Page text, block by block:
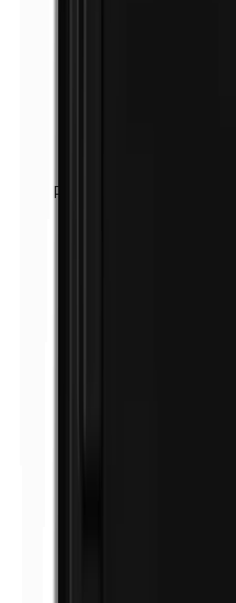
Perubalsam